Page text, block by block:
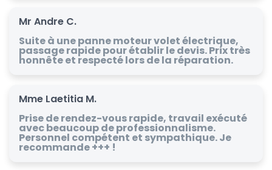
Mr Andre C.
Suite à une panne moteur volet électrique,
passage rapide pour établir le devis. Prix très
honnête et respecté lors de la réparation.
Mme Laetitia M.
Prise de rendez-vous rapide, travail exécuté
avec beaucoup de professionnalisme.
Personnel compétent et sympathique. Je
recommande +++ !